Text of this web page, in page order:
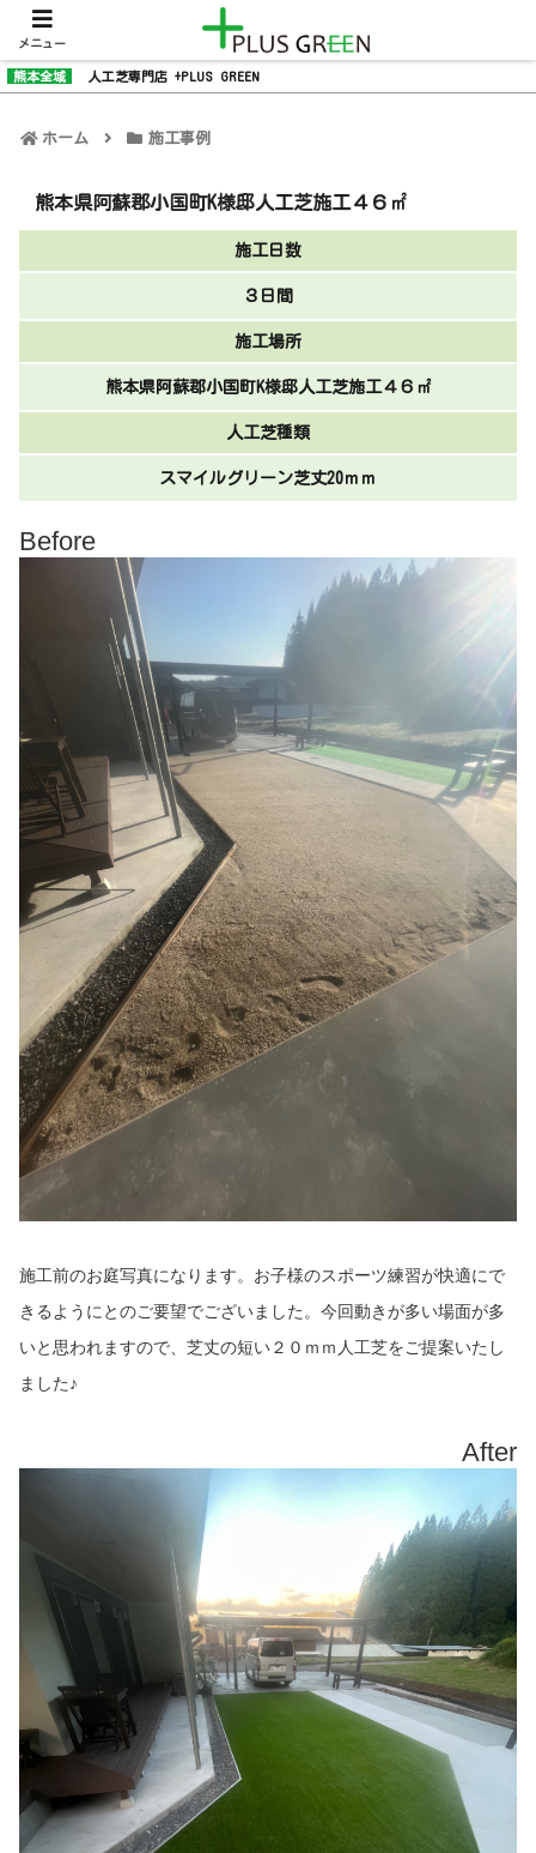
熊本全域 人工芝専門店 +PLUS GREEN
ホーム 施工事例
熊本県阿蘇郡小国町K様邸人工芝施工４６㎡
施工日数
３日間
施工場所
熊本県阿蘇郡小国町K様邸人工芝施工４６㎡
人工芝種類
スマイルグリーン芝丈20ｍｍ
Before
施工前のお庭写真になります。お子様のスポーツ練習が快適にで
きるようにとのご要望でございました。今回動きが多い場面が多
いと思われますので、芝丈の短い２０ｍｍ人工芝をご提案いたし
ました♪
After
メニュー